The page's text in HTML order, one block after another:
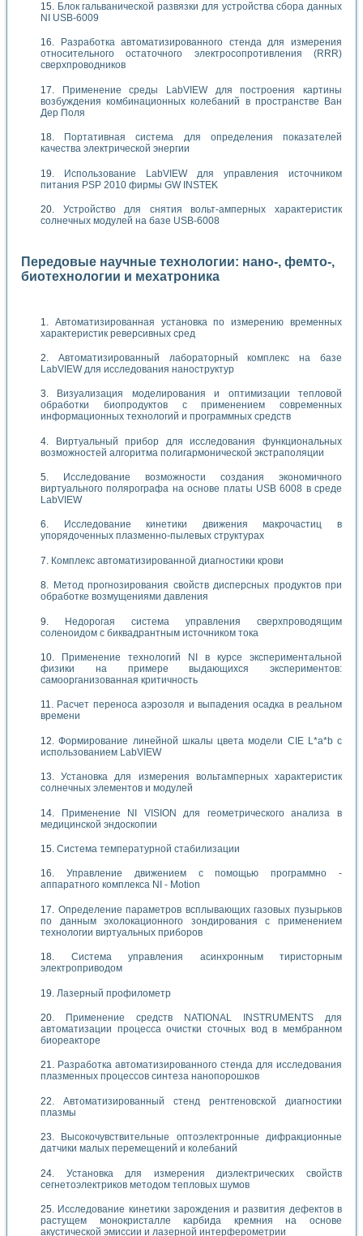
Блок гальванической развязки для устройства сбора данных
NI USB-6009
Разработка автоматизированного стенда для измерения
относительного остаточного электросопротивления (RRR)
сверхпроводников
Применение среды LabVIEW для построения картины
возбуждения комбинационных колебаний в пространстве Ван
Дер Поля
Портативная система для определения показателей
качества электрической энергии
Использование LabVIEW для управления источником
питания PSP 2010 фирмы GW INSTEK
Устройство для снятия вольт-амперных характеристик
солнечных модулей на базе USB-6008
Передовые научные технологии: нано-, фемто-,
биотехнологии и мехатроника
Автоматизированная установка по измерению временных
характеристик реверсивных сред
Автоматизированный лабораторный комплекс на базе
LabVIEW для исследования наноструктур
Визуализация моделирования и оптимизации тепловой
обработки биопродуктов с применением современных
информационных технологий и программных средств
Виртуальный прибор для исследования функциональных
возможностей алгоритма полигармонической экстраполяции
Исследование возможности создания экономичного
виртуального полярографа на основе платы USB 6008 в среде
LabVIEW
Исследование кинетики движения макрочастиц в
упорядоченных плазменно-пылевых структурах
Комплекс автоматизированной диагностики крови
Метод прогнозирования свойств дисперсных продуктов при
обработке возмущениями давления
Недорогая система управления сверхпроводящим
соленоидом с биквадрантным источником тока
Применение технологий NI в курсе экспериментальной
физики на примере выдающихся экспериментов:
самоорганизованная критичность
Расчет переноса аэрозоля и выпадения осадка в реальном
времени
Формирование линейной шкалы цвета модели CIE L*a*b с
использованием LabVIEW
Установка для измерения вольтамперных характеристик
солнечных элементов и модулей
Применение NI VISION для геометрического анализа в
медицинской эндоскопии
Система температурной стабилизации
Управление движением с помощью программно -
аппаратного комплекса NI - Motion
Определение параметров всплывающих газовых пузырьков
по данным эхолокационного зондирования с применением
технологии виртуальных приборов
Система управления асинхронным тиристорным
электроприводом
Лазерный профилометр
Применение средств NATIONAL INSTRUMENTS для
автоматизации процесса очистки сточных вод в мембранном
биореакторе
Разработка автоматизированного стенда для исследования
плазменных процессов синтеза нанопорошков
Автоматизированный стенд рентгеновской диагностики
плазмы
Высокочувствительные оптоэлектронные дифракционные
датчики малых перемещений и колебаний
Установка для измерения диэлектрических свойств
сегнетоэлектриков методом тепловых шумов
Исследование кинетики зарождения и развития дефектов в
растущем монокристалле карбида кремния на основе
акустической эмиссии и лазерной интерферометрии